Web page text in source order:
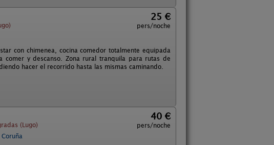
25 €
pers/noche
con chimenea, cocina comedor totalmente equipada
comer y descanso. Zona rural tranquila para rutas de
hacer el recorrido hasta las mismas caminando.
(Lugo)
40 €
pers/noche